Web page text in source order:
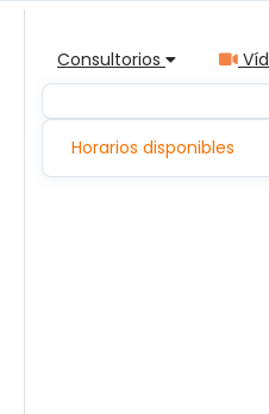
Consultorios
Horarios disponibles